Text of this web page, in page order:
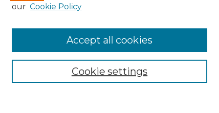
Enter search terms:
our Cookie Policy
Cookie settings
Accept all cookies